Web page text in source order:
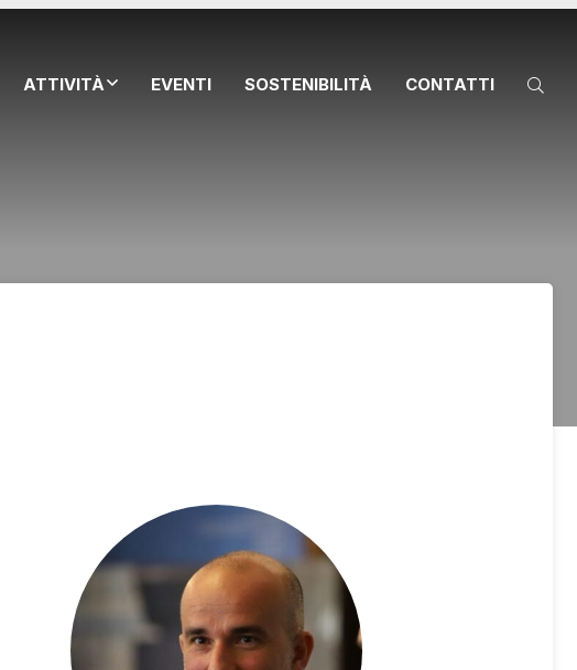
ATTIVITÀ EVENTI SOSTENIBILITÀ CONTATTI